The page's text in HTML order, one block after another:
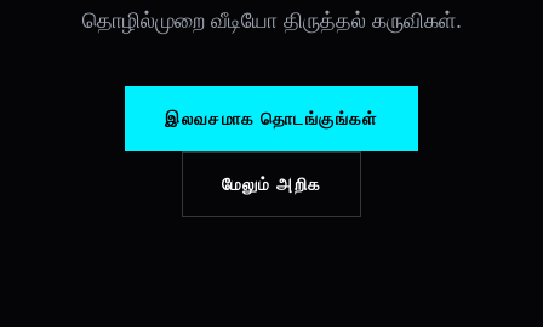
தொழில்முறை வீடியோ திருத்தல் கருவிகள்.
இலவசமாக தொடங்குங்கள்
மேலும் அறிக